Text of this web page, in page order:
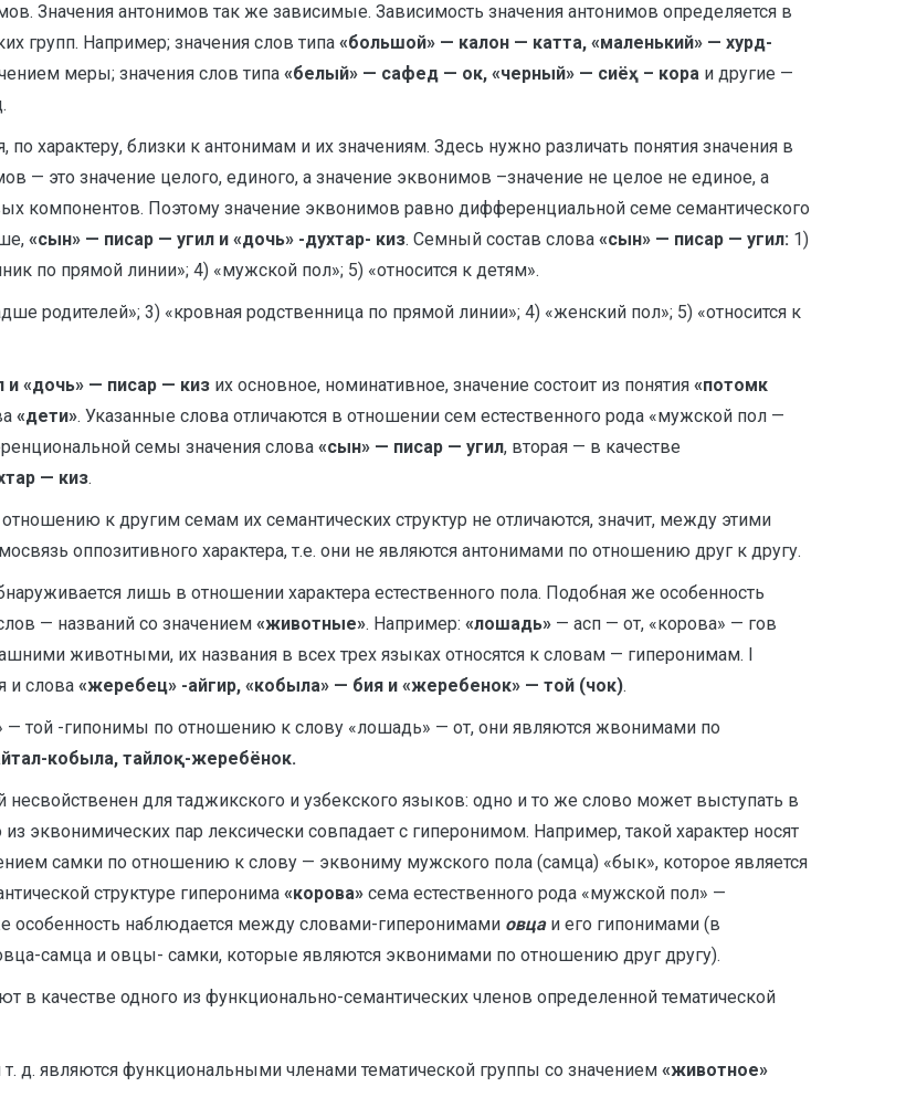
Значения антонимов так же зависимые. Зависимость значения антонимов определяется в
групп. Например; значения слов типа «большой» — калон — катта, «маленький» — хурд-
меры; значения слов типа «белый» — сафед — ок, «черный» — сиёҳ – кора и другие —
характеру, близки к антонимам и их значениям. Здесь нужно различать понятия значения в
— это значение целого, единого, а значение эквонимов –значение не целое не единое, а
компонентов. Поэтому значение эквонимов равно дифференциальной семе семантического
«сын» — писар — угил и «дочь» -духтар- киз. Семный состав слова «сын» — писар — угил: 1)
по прямой линии»; 4) «мужской пол»; 5) «относится к детям».
родителей»; 3) «кровная родственница по прямой линии»; 4) «женский пол»; 5) «относится к
и «дочь» — писар — киз их основное, номинативное, значение состоит из понятия «потомк
«дети». Указанные слова отличаются в отношении сем естественного рода «мужской пол —
семы значения слова «сын» — писар — угил, вторая — в качестве
— киз.
к другим семам их семантических структур не отличаются, значит, между этими
оппозитивного характера, т.е. они не являются антонимами по отношению друг к другу.
лишь в отношении характера естественного пола. Подобная же особенность
— названий со значением «животные». Например: «лошадь» — асп — от, «корова» — гов
животными, их названия в всех трех языках относятся к словам — гиперонимам. I
и слова «жеребец» -айгир, «кобыла» — бия и «жеребенок» — той (чок).
той -гипонимы по отношению к слову «лошадь» — от, они являются жвонимами по
кобыла, тайлоқ-жеребёнок.
для таджикского и узбекского языков: одно и то же слово может выступать в
эквонимических пар лексически совпадает с гиперонимом. Например, такой характер носят
самки по отношению к слову — эквониму мужского пола (самца) «бык», которое является
структуре гиперонима «корова» сема естественного рода «мужской пол» —
особенность наблюдается между словами-гиперонимами овца и его гипонимами (в
самца и овцы- самки, которые являются эквонимами по отношению друг другу).
в качестве одного из функционально-семантических членов определенной тематической
т. д. являются функциональными членами тематической группы со значением «животное»